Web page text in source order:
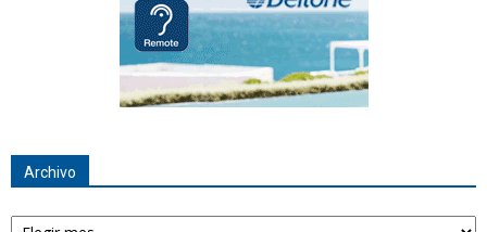
Archivo
Archivo